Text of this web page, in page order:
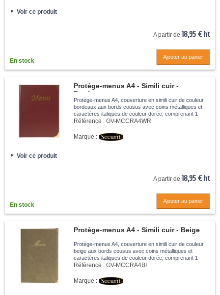
Voir ce produit
A partir de 18,95 € ht
En stock
Ajouter au panier
Protège-menus A4 - Simili cuir -
Bordeaux
Protège-menus A4, couverture en simili cuir de couleur
bordeaux aux bords cousus avec coins métalliques et
caractères italiques de couleur dorée, comprenant 1
double insert transparent amovible, facile à nettoyer avec
Référence : GV-MCCRA4WR
Marque :
Voir ce produit
A partir de 18,95 € ht
En stock
Ajouter au panier
Protège-menus A4 - Simili cuir - Beige
Protège-menus A4, couverture en simili cuir de couleur
beige aux bords cousus avec coins métalliques et
caractères italiques de couleur dorée, comprenant 1
double insert transparent amovible, facile à nettoyer avec
Référence : GV-MCCRA4BI
Marque :